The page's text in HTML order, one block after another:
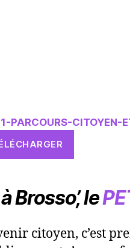
PARCOURS-CITOYEN-
Brosso’, le
citoyen, c’est